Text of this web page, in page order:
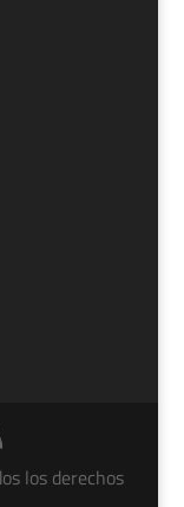
los derechos